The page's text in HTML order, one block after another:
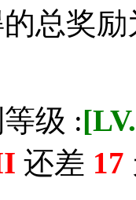
总奖
级 :
还差 17